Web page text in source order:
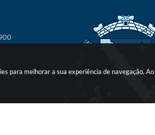
para melhorar a sua experiência de navegação.